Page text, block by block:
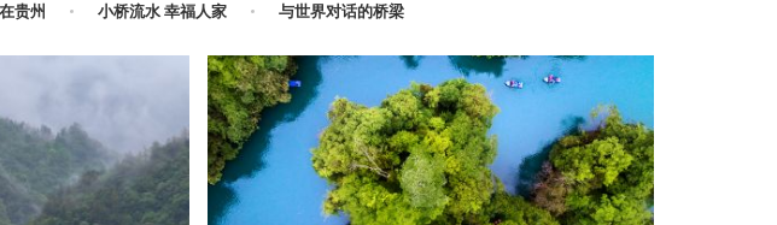
贵州 小桥流水 幸福人家 与世界对话的桥梁